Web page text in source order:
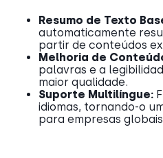
Resumo de Texto
automaticamente
partir de conteúdos
Melhoria de
palavras e a
maior qualidade.
Suporte Multilíngue:
idiomas, tornando-o
para empresas